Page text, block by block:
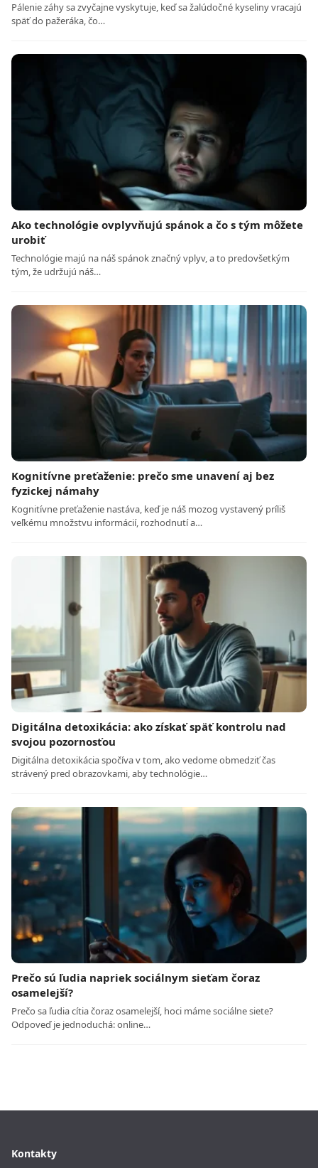
Pálenie záhy sa zvyčajne vyskytuje, keď sa žalúdočné kyseliny vracajú
späť do pažeráka, čo…
Ako technológie ovplyvňujú spánok a čo s tým môžete
urobiť
Technológie majú na náš spánok značný vplyv, a to predovšetkým
tým, že udržujú náš…
Kognitívne preťaženie: prečo sme unavení aj bez
fyzickej námahy
Kognitívne preťaženie nastáva, keď je náš mozog vystavený príliš
veľkému množstvu informácií, rozhodnutí a…
Digitálna detoxikácia: ako získať späť kontrolu nad
svojou pozornosťou
Digitálna detoxikácia spočíva v tom, ako vedome obmedziť čas
strávený pred obrazovkami, aby technológie…
Prečo sú ľudia napriek sociálnym sieťam čoraz
osamelejší?
Prečo sa ľudia cítia čoraz osamelejší, hoci máme sociálne siete?
Odpoveď je jednoduchá: online…
Kontakty